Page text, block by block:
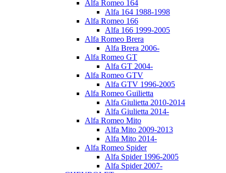
Alfa Romeo 164
Alfa 164 1988-1998
Alfa Romeo 166
Alfa 166 1999-2005
Alfa Romeo Brera
Alfa Brera 2006-
Alfa Romeo GT
Alfa GT 2004-
Alfa Romeo GTV
Alfa GTV 1996-2005
Alfa Romeo Guilietta
Alfa Giulietta 2010-2014
Alfa Giulietta 2014-
Alfa Romeo Mito
Alfa Mito 2009-2013
Alfa Mito 2014-
Alfa Romeo Spider
Alfa Spider 1996-2005
Alfa Spider 2007-